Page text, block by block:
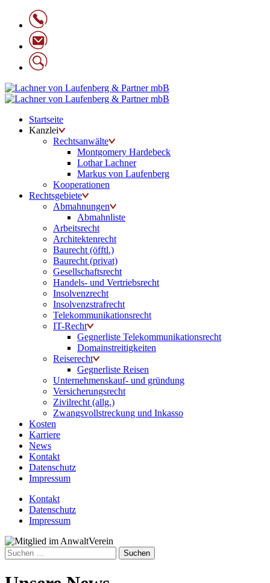
Startseite
Kanzlei
Rechtsanwälte
Montgomery Hardebeck
Lothar Lachner
Markus von Laufenberg
Kooperationen
Rechtsgebiete
Abmahnungen
Abmahnliste
Arbeitsrecht
Architektenrecht
Baurecht (öfftl.)
Baurecht (privat)
Gesellschaftsrecht
Handels- und Vertriebsrecht
Insolvenzrecht
Insolvenzstrafrecht
Telekommunikationsrecht
IT-Recht
Gegnerliste Telekommunikationsrecht
Domainstreitigkeiten
Reiserecht
Gegnerliste Reisen
Unternehmenskauf- und gründung
Versicherungsrecht
Zivilrecht (allg.)
Zwangsvollstreckung und Inkasso
Kosten
Karriere
News
Kontakt
Datenschutz
Impressum
Kontakt
Datenschutz
Impressum
Suchen
nach: